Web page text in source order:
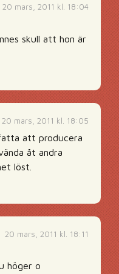
20 mars, 2011 kl. 18:04
skull att hon är
20 mars, 2011 kl. 18:05
att producera
åt andra
löst.
20 mars, 2011 kl. 18:11
höger o